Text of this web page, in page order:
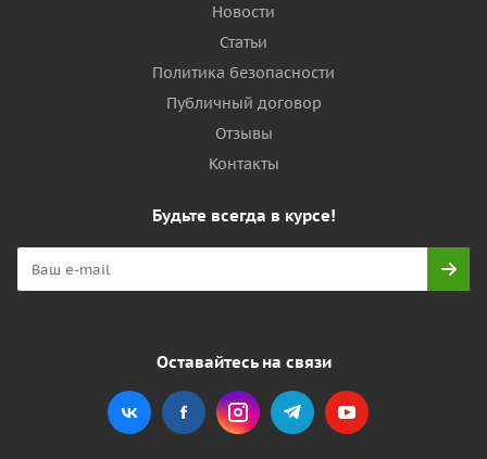
Новости
Статьи
Политика безопасности
Публичный договор
Отзывы
Контакты
Будьте всегда в курсе!
Оставайтесь на связи